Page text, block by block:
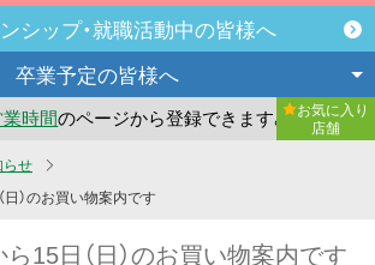
シップ・就職活動中の皆様へ
卒業予定の皆様へ
間のページから登録できます。 まだ
お気に入り
店舗
らせ
日）のお買い物案内です
ら15日（日）のお買い物案内です